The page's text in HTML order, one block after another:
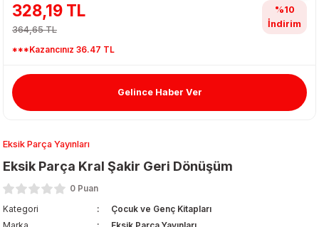
& Matara
Eksik Parça Yayınları
Eksik Parça Kral Şakir Geri Dönüşüm
0 Puan
Kategori
Çocuk ve Genç Kitapları
328,19 TL
364,65 TL
***Kazancınız 36.47 TL
%10
İndirim
Gelince Haber Ver